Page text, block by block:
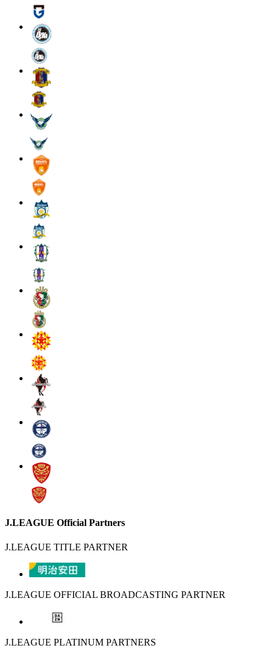
J.LEAGUE Official Partners
J.LEAGUE TITLE PARTNER
J.LEAGUE OFFICIAL BROADCASTING PARTNER
J.LEAGUE PLATINUM PARTNERS